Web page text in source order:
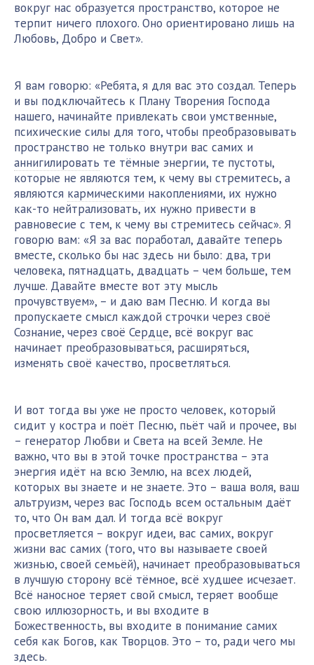
вокруг нас образуется пространство, которое не
терпит ничего плохого. Оно ориентировано лишь на
Любовь, Добро и Свет».
Я вам говорю: «Ребята, я для вас это создал. Теперь
и вы подключайтесь к Плану Творения Господа
нашего, начинайте привлекать свои умственные,
психические силы для того, чтобы преобразовывать
пространство не только внутри вас самих и
аннигилировать те тёмные энергии, те пустоты,
которые не являются тем, к чему вы стремитесь, а
являются кармическими накоплениями, их нужно
как-то нейтрализовать, их нужно привести в
равновесие с тем, к чему вы стремитесь сейчас». Я
говорю вам: «Я за вас поработал, давайте теперь
вместе, сколько бы нас здесь ни было: два, три
человека, пятнадцать, двадцать – чем больше, тем
лучше. Давайте вместе вот эту мысль
прочувствуем», – и даю вам Песню. И когда вы
пропускаете смысл каждой строчки через своё
Сознание, через своё Сердце, всё вокруг вас
начинает преобразовываться, расширяться,
изменять своё качество, просветляться.
И вот тогда вы уже не просто человек, который
сидит у костра и поёт Песню, пьёт чай и прочее, вы
– генератор Любви и Света на всей Земле. Не
важно, что вы в этой точке пространства – эта
энергия идёт на всю Землю, на всех людей,
которых вы знаете и не знаете. Это – ваша воля, ваш
альтруизм, через вас Господь всем остальным даёт
то, что Он вам дал. И тогда всё вокруг
просветляется – вокруг идеи, вас самих, вокруг
жизни вас самих (того, что вы называете своей
жизнью, своей семьёй), начинает преобразовываться
в лучшую сторону всё тёмное, всё худшее исчезает.
Всё наносное теряет свой смысл, теряет вообще
свою иллюзорность, и вы входите в
Божественность, вы входите в понимание самих
себя как Богов, как Творцов. Это – то, ради чего мы
здесь.